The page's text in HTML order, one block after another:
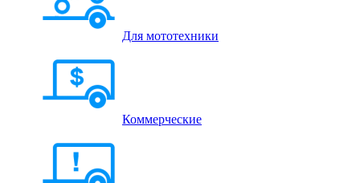
Для мототехники
Коммерческие